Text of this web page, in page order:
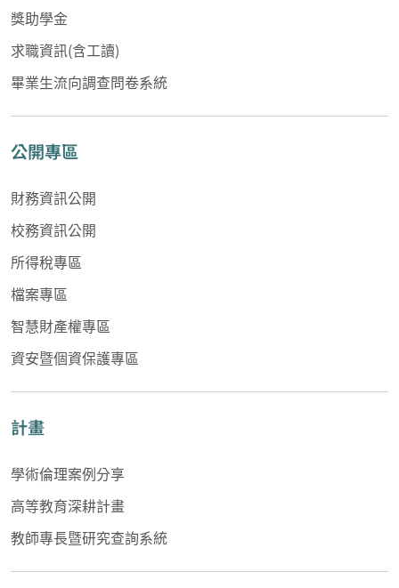
獎助學金
求職資訊(含工讀)
畢業生流向調查問卷系統
公開專區
財務資訊公開
校務資訊公開
所得稅專區
檔案專區
智慧財產權專區
資安暨個資保護專區
計畫
學術倫理案例分享
高等教育深耕計畫
教師專長暨研究查詢系統